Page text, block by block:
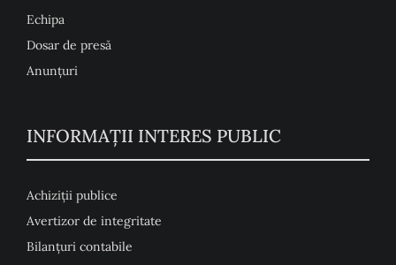
Echipa
Dosar de presă
Anunţuri
INFORMAȚII INTERES PUBLIC
Achiziții publice
Avertizor de integritate
Bilanțuri contabile